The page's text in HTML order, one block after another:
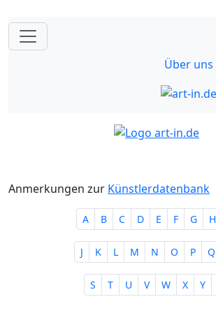
Über uns
Anmerkungen zur Künstlerdatenbank
A B C D E F G H
J K L M N O P Q
S T U V W X Y